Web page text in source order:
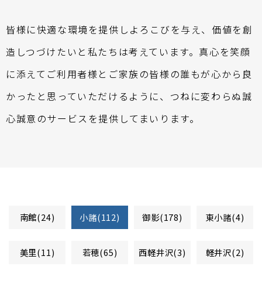
皆様に快適な環境を提供しよろこびを与え、価値を創
造しつづけたいと私たちは考えています。真心を笑顔
に添えてご利用者様とご家族の皆様の誰もが心から良
かったと思っていただけるように、つねに変わらぬ誠
心誠意のサービスを提供してまいります。
南館(24) 小諸(112) 御影(178) 東小諸(4)
美里(11) 若穂(65) 西軽井沢(3) 軽井沢(2)